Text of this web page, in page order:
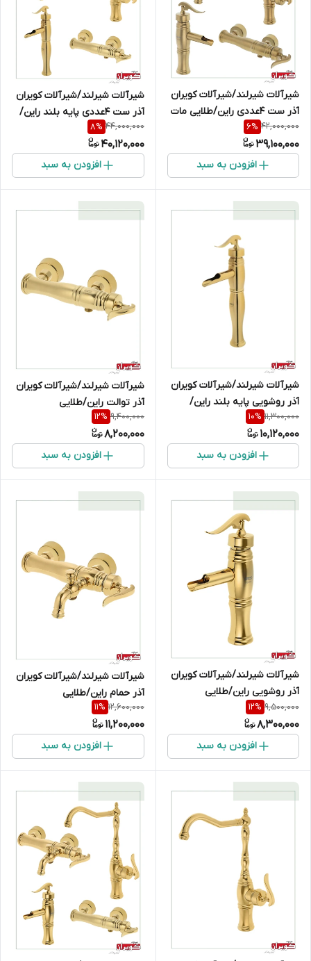
شیرآلات شیرلند/شیرآلات کویران
آذر ست 4عددی راین/طلایی مات
42,000,000
6%
39,100,000
افزودن به سبد
شیرآلات شیرلند/شیرآلات کویران
آذر ست 4عددی پایه بلند راین/
طلایی
44,000,000
8%
40,120,000
افزودن به سبد
شیرآلات شیرلند/شیرآلات کویران
آذر روشویی پایه بلند راین/
طلایی
11,300,000
10%
10,120,000
افزودن به سبد
شیرآلات شیرلند/شیرآلات کویران
آذر توالت راین/طلایی
9,400,000
12%
8,200,000
افزودن به سبد
شیرآلات شیرلند/شیرآلات کویران
آذر روشویی راین/طلایی
9,500,000
12%
8,300,000
افزودن به سبد
شیرآلات شیرلند/شیرآلات کویران
آذر حمام راین/طلایی
12,600,000
11%
11,200,000
افزودن به سبد